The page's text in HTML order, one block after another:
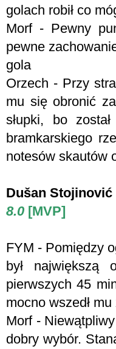
golach robił co
Morf - Pewny
pewne
gola
Orzech - Przy
mu się obronić
słupki, bo
bramkarskiego
notesów skautów
Dušan Stojinović
8.0 [MVP]
FYM - Pomiędzy
był największą
pierwszych 45
mocno wszedł
Morf - N
dobry wybór.